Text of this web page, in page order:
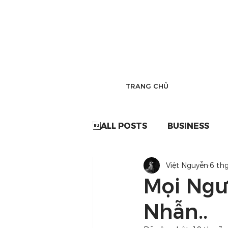
TRANG CHỦ
ALL POSTS BUSINESS
Mọi
Nhẫn..
Việt Nguyễn 6